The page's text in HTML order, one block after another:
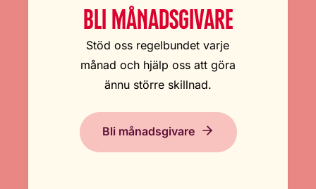
BLI MÅNADSGIVARE
Stöd oss regelbundet varje
månad och hjälp oss att göra
ännu större skillnad.
Bli månadsgivare